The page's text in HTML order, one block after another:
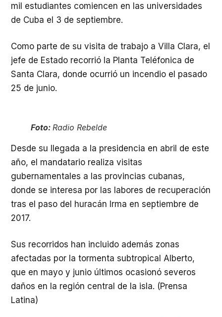
mil estudiantes comiencen en las universidades
de Cuba el 3 de septiembre.
Como parte de su visita de trabajo a Villa Clara, el
jefe de Estado recorrió la Planta Teléfonica de
Santa Clara, donde ocurrió un incendio el pasado
25 de junio.
Foto: Radio Rebelde
Desde su llegada a la presidencia en abril de este
año, el mandatario realiza visitas
gubernamentales a las provincias cubanas,
donde se interesa por las labores de recuperación
tras el paso del huracán Irma en septiembre de
2017.
Sus recorridos han incluido además zonas
afectadas por la tormenta subtropical Alberto,
que en mayo y junio últimos ocasionó severos
daños en la región central de la isla. (Prensa
Latina)